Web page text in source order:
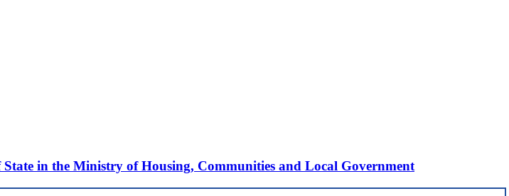
in the Ministry of Housing, Communities and Local Government